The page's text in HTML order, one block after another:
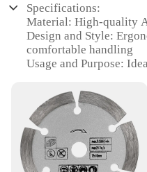
Specifications:
Material: High-quality
Design and Style:
comfortable handling
Usage and Purpose:
Performance and
for versatile nail
Parts and Accessories:
heads for various nail
Applicable People:
and home use